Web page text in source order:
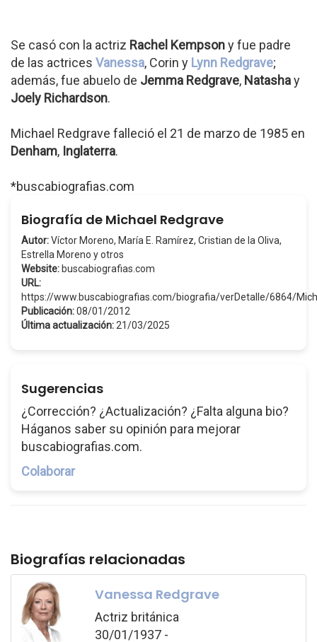
Se casó con la actriz Rachel Kempsony fue padre
de las actrices Vanessa, Corin y Lynn Redgrave;
además, fue abuelo de Jemma Redgrave, Natashay
Joely Richardson.
Michael Redgrave falleció el 21 de marzo de 1985 en
Denham, Inglaterra.
*buscabiografias.com
Biografía de Michael Redgrave
Autor:Víctor Moreno, María E. Ramírez, Cristian de la Oliva,
Estrella Moreno y otros
Website: buscabiografias.com
URL:
https://www.buscabiografias.com/biografia/verDetalle/6864/
Publicación:08/01/2012
Última actualización: 21/03/2025
Sugerencias
¿Corrección? ¿Actualización? ¿Falta alguna bio?
Háganos saber su opinión para mejorar
buscabiografias.com.
Colaborar
Biografías relacionadas
Vanessa Redgrave
Actriz británica
30/01/1937 -